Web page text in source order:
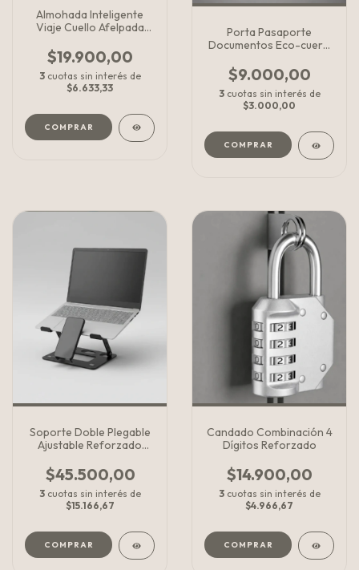
Almohada Inteligente
Viaje Cuello Afelpada
$19.900,00
3 cuotas sin interés de
$6.633,33
COMPRAR
Porta Pasaporte
Documentos Eco-cuero
$9.000,00
3 cuotas sin interés de
$3.000,00
COMPRAR
Soporte Doble Plegable
Ajustable Reforzado
Universal 10-17''
$45.500,00
3 cuotas sin interés de
$15.166,67
Candado Combinación 4
Dígitos Reforzado
$14.900,00
3 cuotas sin interés de
$4.966,67
COMPRAR